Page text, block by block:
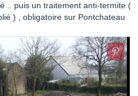
.. puis un traitement anti-termite (
) , obligatoire sur Pontchateau